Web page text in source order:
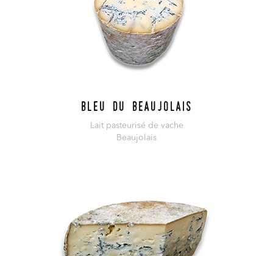
Bleu du Beaujolais
Lait pasteurisé de vache
Beaujolais